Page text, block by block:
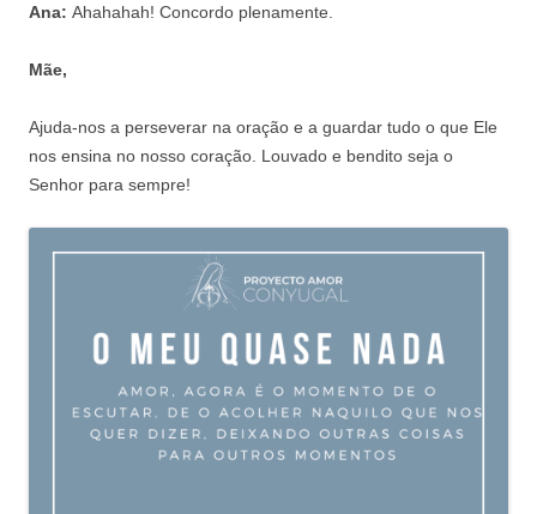
Ana: Ahahahah! Concordo plenamente.
Mãe,
Ajuda-nos a perseverar na oração e a guardar tudo o que Ele
nos ensina no nosso coração. Louvado e bendito seja o
Senhor para sempre!